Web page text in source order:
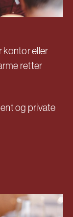
kontor eller
retter
og private